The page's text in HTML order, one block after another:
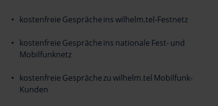
kostenfreie Gespräche ins wilhelm.tel-Festnetz
kostenfreie Gespräche ins nationale Fest- und
Mobilfunknetz
kostenfreie Gespräche zu wilhelm.tel Mobilfunk-
Kunden